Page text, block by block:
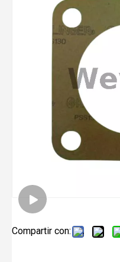
Compartir con: